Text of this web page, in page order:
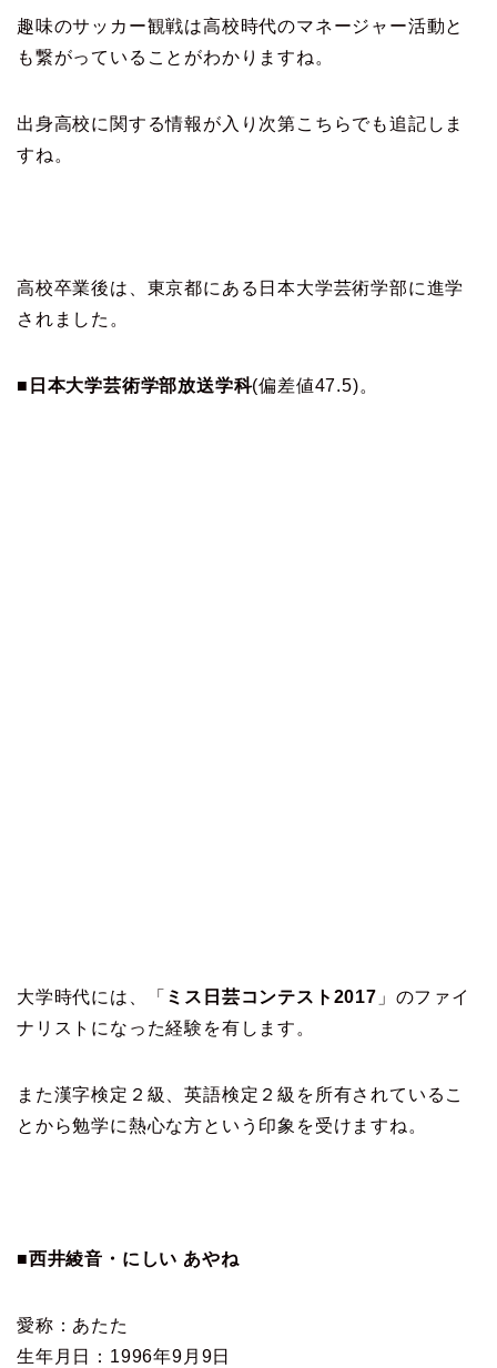
趣味のサッカー観戦は高校時代のマネージャー活動と
も繋がっていることがわかりますね。
出身高校に関する情報が入り次第こちらでも追記しま
すね。
高校卒業後は、東京都にある日本大学芸術学部に進学
されました。
■日本大学芸術学部放送学科(偏差値47.5)。
大学時代には、「 ミス日芸コンテスト2017 」のファイ
ナリストになった経験を有します。
また漢字検定２級、英語検定２級を所有されているこ
とから勉学に熱心な方という印象を受けますね。
■西井綾音・にしい あやね
愛称：あたた
生年月日：1996年9月9日